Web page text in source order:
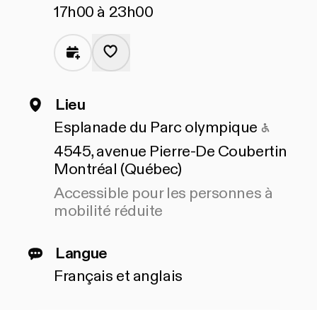
17h00 à 23h00
Lieu
Esplanade du Parc olympique
4545, avenue Pierre-De Coubertin
Montréal (Québec)
Accessible pour les personnes à
mobilité réduite
Langue
Français et anglais